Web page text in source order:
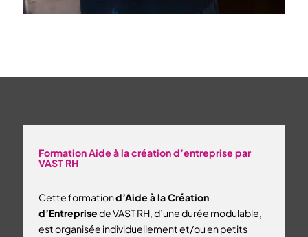
Formation Aide à la création d’entreprise par
VAST RH
Cette formationd’Aide à la Création
d’Entreprisede VAST RH, d’une durée modulable,
est organisée individuellement et/ou en petits